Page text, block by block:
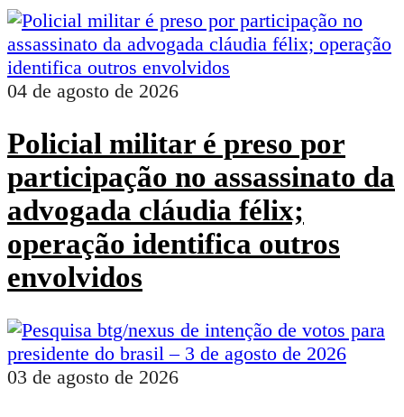
04 de agosto de 2026
Policial militar é preso por
participação no assassinato da
advogada cláudia félix;
operação identifica outros
envolvidos
03 de agosto de 2026